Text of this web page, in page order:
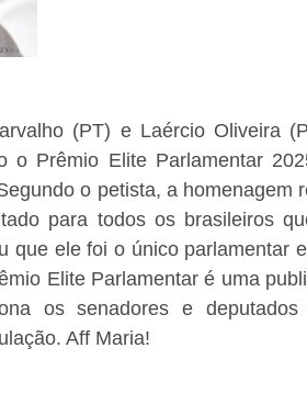
(PT) e Laércio Oliveira
o Prêmio Elite Parlamentar
o petista, a homenagem
para todos os brasileiros
que ele foi o único parlamentar
Elite Parlamentar é uma
os senadores e
Aff Maria!